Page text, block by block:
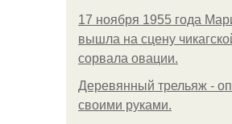
17 ноября 1955 года
вышла на сцену
сорвала овации.
Деревянный трельяж -
своими руками.